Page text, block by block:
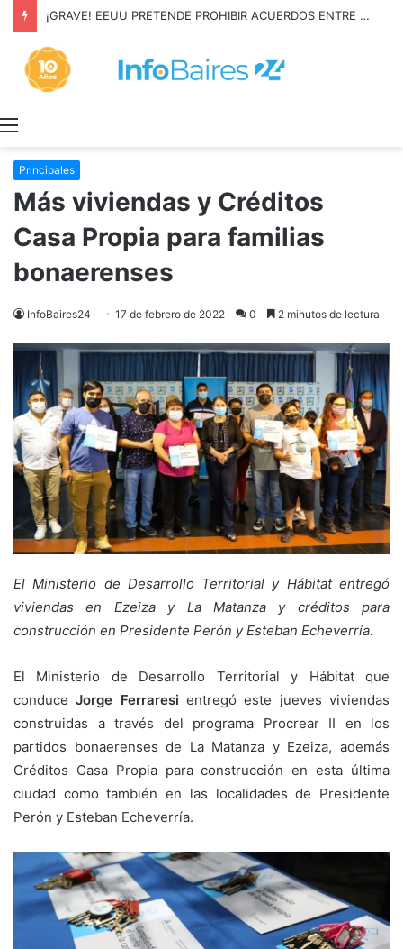
¡GRAVE! EEUU PRETENDE PROHIBIR ACUERDOS ENTRE CHINA Y UNA COOPERATIVA EN NEUQUÉN
Principales
Más viviendas y Créditos
Casa Propia para familias
bonaerenses
InfoBaires24 17 de febrero de 2022 0 2 minutos de lectura
El Ministerio de Desarrollo Territorial y Hábitat entregó
viviendas en Ezeiza y La Matanza y créditos para
construcción en Presidente Perón y Esteban Echeverría.
El Ministerio de Desarrollo Territorial y Hábitat que
conduceJorge Ferraresi entregó este jueves viviendas
construidas a través del programa Procrear II en los
partidos bonaerenses de La Matanza y Ezeiza, además
Créditos Casa Propia para construcción en esta última
ciudad como también en las localidades de Presidente
Perón y Esteban Echeverría.